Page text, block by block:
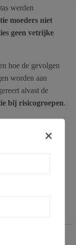
werden
moeders niet
geen vetrijke
hoe de gevolgen
worden aan
alvast de
bij risicogroepen.
×